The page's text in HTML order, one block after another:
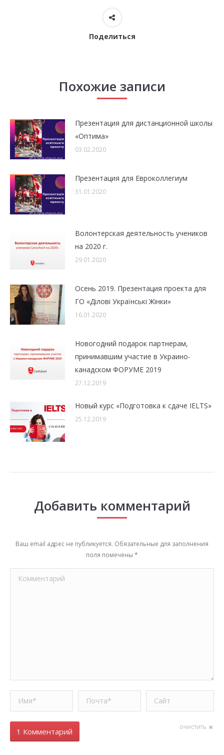
Поделиться
Похожие записи
Презентация для дистанционной школы
«Оптима»
03.02.2020
Презентация для Евроколлегиум
31.01.2020
Волонтерская деятельность учеников
на 2020 г.
29.01.2020
Осень 2019. Презентация проекта для
ГО «Ділові Українські Жінки»
16.01.2020
Новогодний подарок партнерам,
принимавшим участие в Украино-
канадском ФОРУМЕ 2019
27.12.2019
Новый курс «Подготовка к сдаче IELTS»
25.12.2019
Добавить комментарий
Ваш email адрес не публикуется. Обязательные для заполнения
поля помечены *
Комментарий
Имя * Почта * Сайт
очистить
1 Комментарий